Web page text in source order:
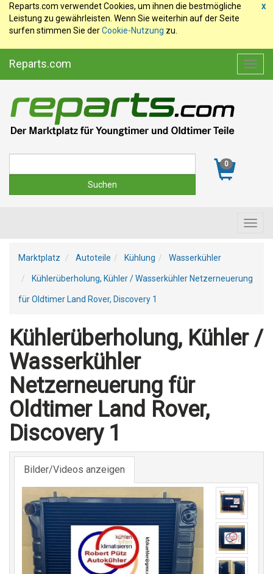
x
Reparts.com verwendet Cookies, um ihnen die bestmögliche
Leistung zu gewährleisten. Wenn Sie weiterhin auf der Seite
surfen stimmen Sie derCookie-Nutzung zu.
Reparts.com
0
Marktplatz Autoteile Kühlung Wasserkühler
Kühlerüberholung, Kühler / Wasserkühler Netzerneuerung
für Oldtimer Land Rover, Discovery 1
Kühlerüberholung, Kühler /
Wasserkühler
Netzerneuerung für
Oldtimer Land Rover,
Discovery 1
Bilder/Videos anzeigen